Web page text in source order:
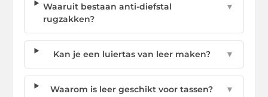
Waaruit bestaan anti-diefstal
rugzakken?
▼
Kan je een luiertas van leer maken? ▼
Waarom is leer geschikt voor tassen? ▼